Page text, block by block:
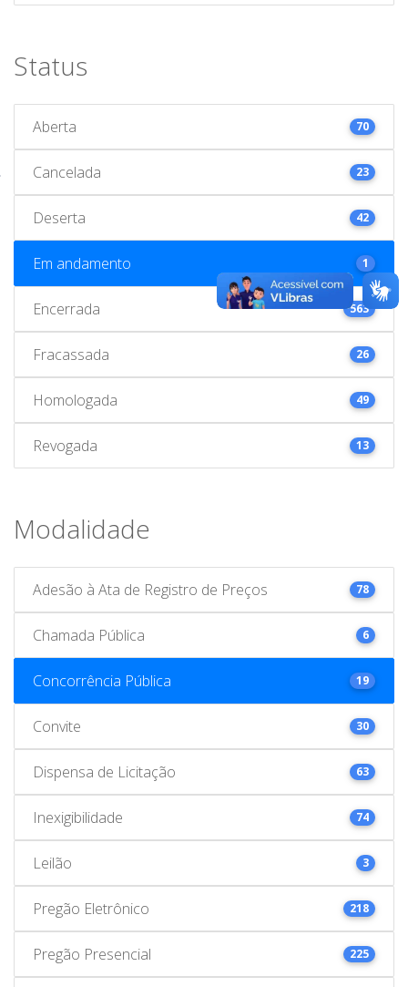
Status
Aberta 70
Cancelada 23
Deserta 42
Em andamento 1
Encerrada 563
Fracassada 26
Homologada 49
Revogada 13
Modalidade
Adesão à Ata de Registro de Preços 78
Chamada Pública 6
Concorrência Pública 19
Convite 30
Dispensa de Licitação 63
Inexigibilidade 74
Leilão 3
Pregão Eletrônico 218
Pregão Presencial 225